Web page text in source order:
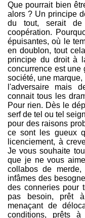
Que pourrait bien
alors ? Un principe
du tout, serait de
coopération.
épuisantes, où le
en doublon, tout
principe du droit à
concurrence est une
société, une
l'adversaire mais
connait tous les
Pour rien. Dès le
serf de tel ou tel
pour des raisons
ce sont les gueux
licenciement, à
Je vous souhaite
que je ne vous
collabos de
infâmes des
des conneries pour
pas besoin, prêt
menaçant de
conditions, prêts